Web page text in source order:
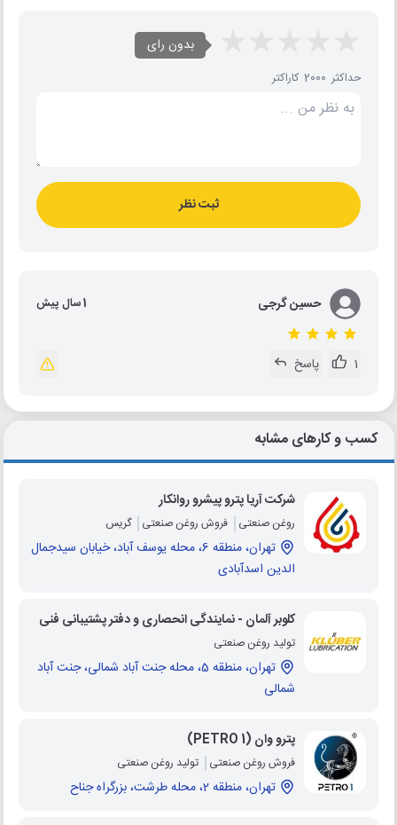
بدون رای
حداکثر 2000 کاراکتر
ثبت نظر
حسین گرجی 1 سال پیش
1 پاسخ
کسب و کارهای مشابه
شرکت آریا پترو پیشرو روانکار
روغن صنعتی فروش روغن صنعتی گریس
تهران، منطقه 6، محله یوسف آباد، خیابان سیدجمال
الدین اسدآبادی
کلوبر آلمان - نمایندگی انحصاری و دفتر پشتیبانی فنی
تولید روغن صنعتی
تهران، منطقه 5، محله جنت آباد شمالی، جنت آباد
شمالی
پترو وان (PETRO 1)
فروش روغن صنعتی تولید روغن صنعتی
تهران، منطقه 2، محله طرشت، بزرگراه جناح